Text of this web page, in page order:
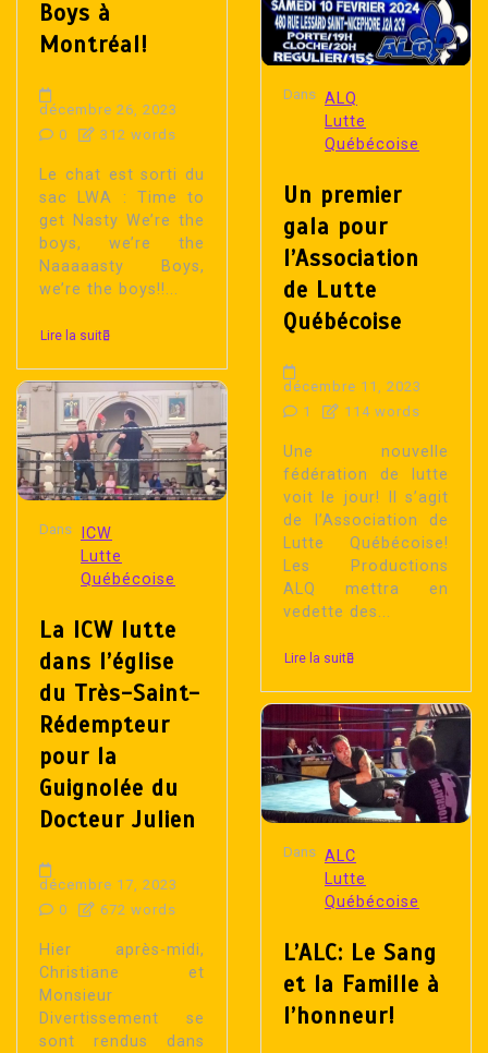
Boys à
Montréal!
décembre 26, 2023
0
312 words
Le chat est sorti du
sac LWA : Time to
get Nasty We’re the
boys, we’re the
Naaaaasty Boys,
we’re the boys!!...
Lire la suite
Dans
ICW
Lutte
Québécoise
La ICW lutte
dans l’église
du Très-Saint-
Rédempteur
pour la
Guignolée du
Docteur Julien
décembre 17, 2023
0
672 words
Hier après-midi,
Christiane et
Monsieur
Divertissement se
sont rendus dans
Dans ALQ
Lutte
Québécoise
Un premier
gala pour
l’Association
de Lutte
Québécoise
décembre 11, 2023
1
114 words
Une nouvelle
fédération de lutte
voit le jour! Il s’agit
de l’Association de
Lutte Québécoise!
Les Productions
ALQ mettra en
vedette des...
Lire la suite
Dans ALC
Lutte
Québécoise
L’ALC: Le Sang
et la Famille à
l’honneur!